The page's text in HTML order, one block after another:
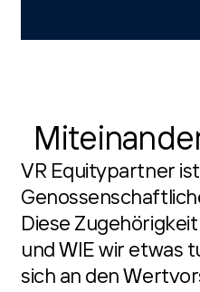
VR Equitypartner
Diese
und WIE wir etwas
sich an den